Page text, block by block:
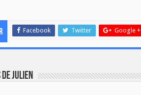
Facebook Twitter Google +
Julien